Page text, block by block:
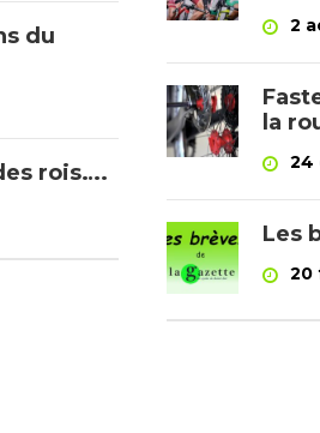
du
rois….
2
la
24
Les
20